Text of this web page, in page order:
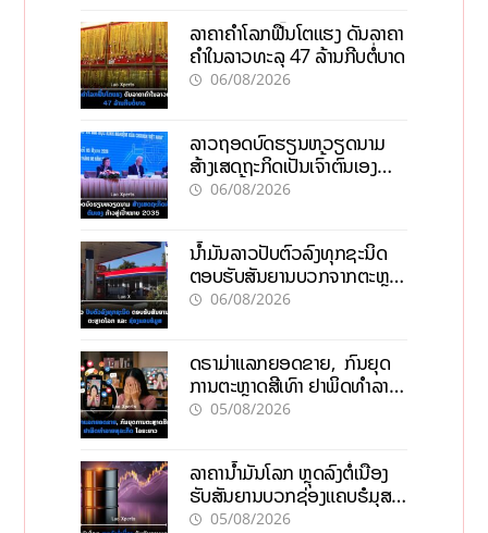
ລາຄາຄຳໂລກຟື້ນໂຕແຮງ ດັນລາຄາ
ຄຳໃນລາວທະລຸ 47 ລ້ານກີບຕໍ່ບາດ
06/08/2026
ລາວຖອດບົດຮຽນຫວຽດນາມ
ສ້າງເສດຖະກິດເປັນເຈົ້າຕົນເອງ
ກ້າວສູ່ເປົ້າໝາຍ 2035
06/08/2026
ນໍ້າມັນລາວປັບຕົວລົງທຸກຊະນິດ
ຕອບຮັບສັນຍານບວກຈາກຕະຫຼາດ
ໂລກ ແລະ ຊ່ອງແຄບຮໍມູສ
06/08/2026
ດຣາມ່າແລກຍອດຂາຍ, ກົນຍຸດ
ການຕະຫຼາດສີເທົາ ຢາພິດທຳລາຍ
ທຸລະກິດ ໄລຍະຍາວ
05/08/2026
ລາຄານ້ຳມັນໂລກ ຫຼຸດລົງຕໍ່ເນື່ອງ
ຮັບສັນຍານບວກຊ່ອງແຄບຮໍມຸສ
ຈັບຕາລາຄາໃນລາວ
05/08/2026